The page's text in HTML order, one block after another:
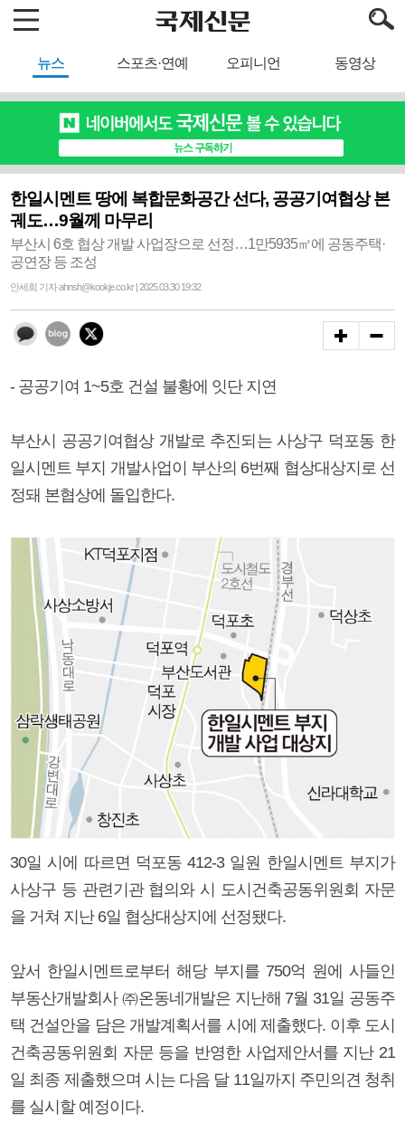
뉴스 스포츠·연예 오피니언 동영상
한일시멘트 땅에 복합문화공간 선다, 공공기여협상 본
궤도…9월께 마무리
부산시 6호 협상 개발 사업장으로 선정…1만5935㎡에 공동주택·
공연장 등 조성
안세희 기자 ahnsh@kookje.co.kr | 2025.03.30 19:32
- 공공기여 1~5호 건설 불황에 잇단 지연
부산시 공공기여협상 개발로 추진되는 사상구 덕포동 한
일시멘트 부지 개발사업이 부산의 6번째 협상대상지로 선
정돼 본협상에 돌입한다.
30일 시에 따르면 덕포동 412-3 일원 한일시멘트 부지가
사상구 등 관련기관 협의와 시 도시건축공동위원회 자문
을 거쳐 지난 6일 협상대상지에 선정됐다.
앞서 한일시멘트로부터 해당 부지를 750억 원에 사들인
부동산개발회사 ㈜온동네개발은 지난해 7월 31일 공동주
택 건설안을 담은 개발계획서를 시에 제출했다. 이후 도시
건축공동위원회 자문 등을 반영한 사업제안서를 지난 21
일 최종 제출했으며 시는 다음 달 11일까지 주민의견 청취
를 실시할 예정이다.